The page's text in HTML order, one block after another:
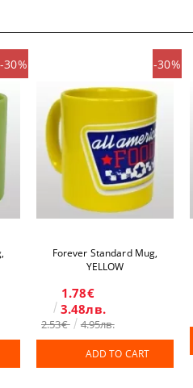
-30%
Forever Standard Mug,
YELLOW
-30%
1.78€
3.48лв.
2.53€ 4.95лв.
ADD TO CART